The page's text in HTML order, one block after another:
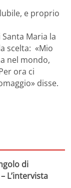
e proprio
Maria la
scelta: «Mio
nel mondo,
ora ci
disse.
di
L’intervista